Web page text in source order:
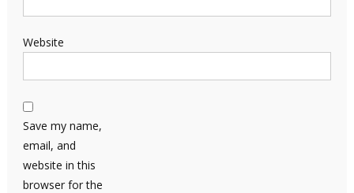
Website
Save my name,
email, and
website in this
browser for the